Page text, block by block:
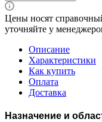
Цены носят
уточняйте у
Описание
Характеристики
Как купить
Оплата
Доставка
Назначение и